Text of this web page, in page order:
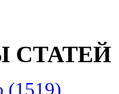
СТАТЕЙ
(1519)